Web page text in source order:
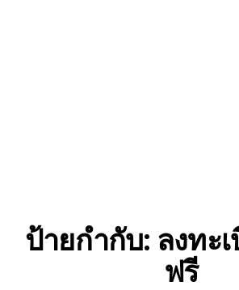
ป้ายกำกับ: ลงทะ
ฟรี